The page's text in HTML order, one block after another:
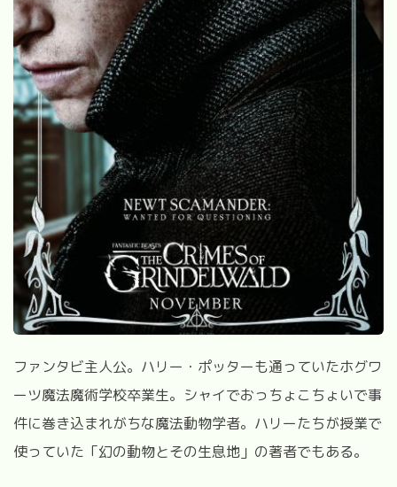
ファンタビ主人公。ハリー・ポッターも通っていたホグワ
ーツ魔法魔術学校卒業生。シャイでおっちょこちょいで事
件に巻き込まれがちな魔法動物学者。ハリーたちが授業で
使っていた「幻の動物とその生息地」の著者でもある。